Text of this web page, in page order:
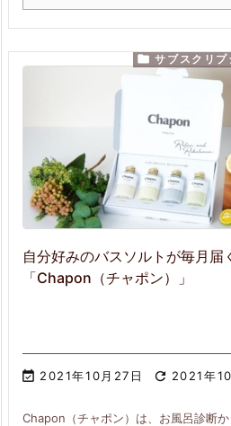
自分好みのバスソルトが毎月届
「Chapon（チャポン）」
 2021年10月27日  2021年
 サブスクリプ
Chapon（チャポン）は、お風呂診断